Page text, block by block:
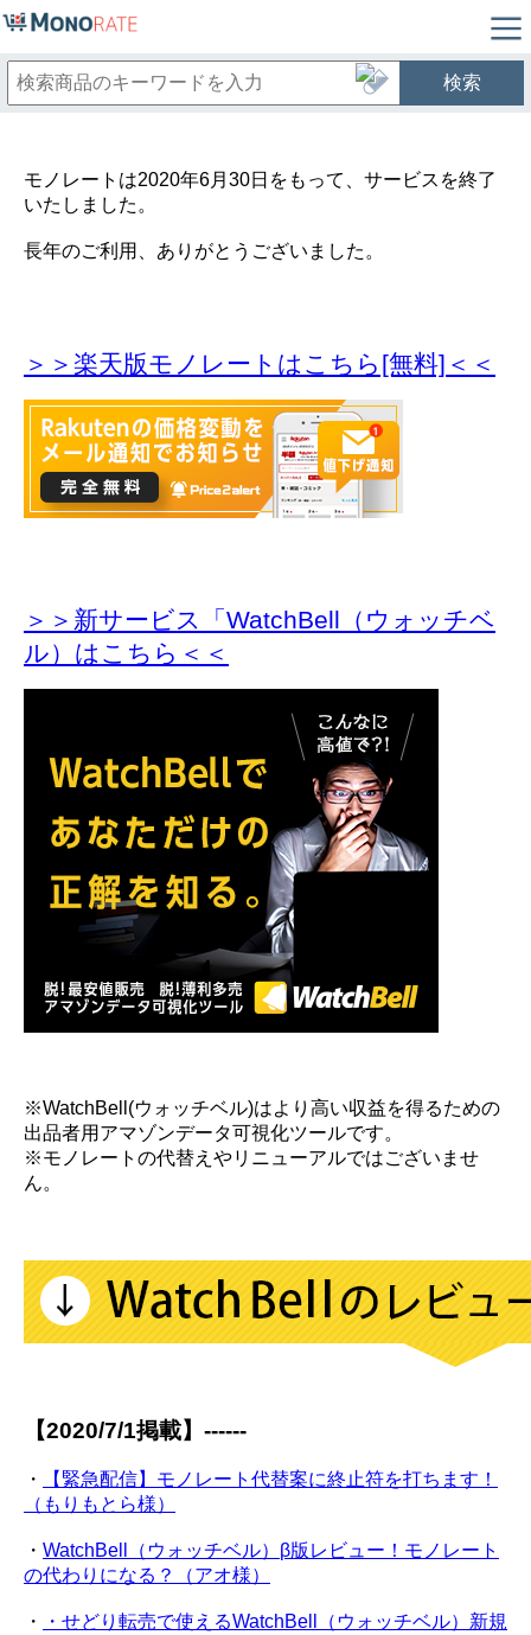
検索
モノレートは2020年6月30日をもって、サービスを終了
いたしました。
長年のご利用、ありがとうございました。
＞＞楽天版モノレートはこちら[無料]＜＜
＞＞新サービス「WatchBell（ウォッチベ
ル）はこちら＜＜
※WatchBell(ウォッチベル)はより高い収益を得るための
出品者用アマゾンデータ可視化ツールです。
※モノレートの代替えやリニューアルではございませ
ん。
【2020/7/1掲載】------
・
【緊急配信】モノレート代替案に終止符を打ちます！
（もりもとら様）
・ WatchBell（ウォッチベル）β版レビュー！モノレート
の代わりになる？（アオ様）
・
・せどり転売で使えるWatchBell（ウォッチベル）新規